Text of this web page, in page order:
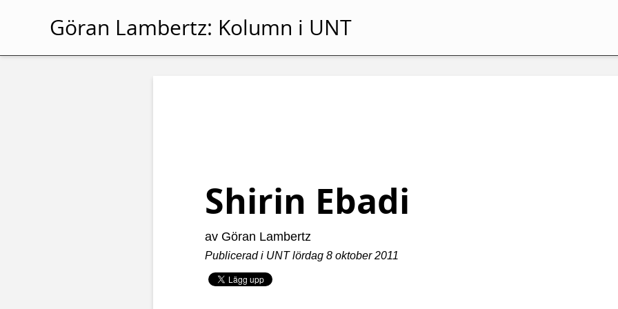
Shirin Ebadi
av Göran Lambertz
Publicerad i UNT lördag 8 oktober 2011
Göran Lambertz: Kolumn i UNT